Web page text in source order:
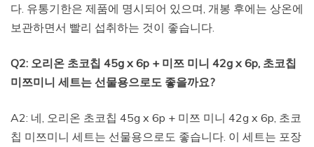
다. 유통기한은 제품에 명시되어 있으며, 개봉 후에는 상온에
보관하면서 빨리 섭취하는 것이 좋습니다.
Q2: 오리온 초코칩 45g x 6p + 미쯔 미니 42g x 6p, 초코칩
미쯔미니 세트는 선물용으로도 좋을까요?
A2: 네, 오리온 초코칩 45g x 6p + 미쯔 미니 42g x 6p, 초코
칩 미쯔미니 세트는 선물용으로도 좋습니다. 이 세트는 포장